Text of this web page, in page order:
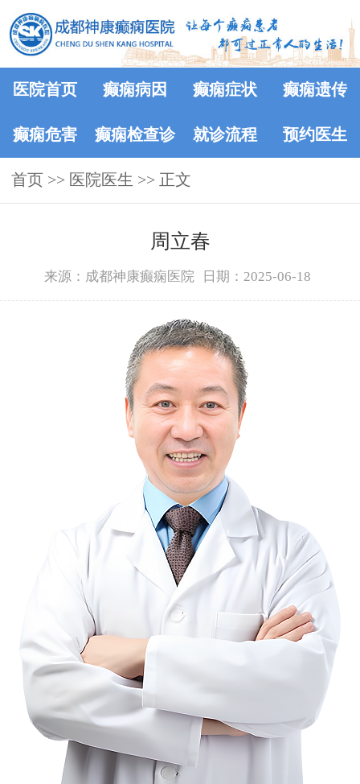
医院首页 癫痫病因 癫痫症状 癫痫遗传
癫痫危害 癫痫检查诊
断
就诊流程 预约医生
首页 >> 医院医生 >> 正文
周立春
来源：成都神康癫痫医院 日期：2025-06-18